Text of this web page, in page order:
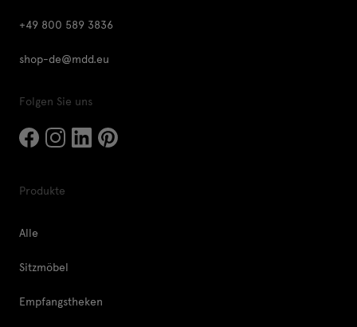
+49 800 589 3836
shop-de@mdd.eu
Folgen Sie uns
Produkte
Alle
Sitzmöbel
Empfangstheken